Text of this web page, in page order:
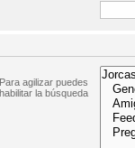
agilizar puedes
la búsqueda